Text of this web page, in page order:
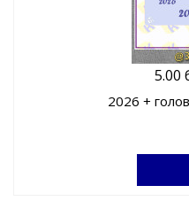
5.00
2026 +